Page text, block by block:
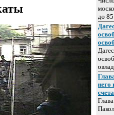
до 85
него